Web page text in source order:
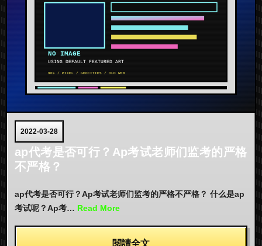
2022-03-28
ap代考是否可行？Ap考试老师们监考的严格
不严格？
ap代考是否可行？Ap考试老师们监考的严格不严格？ 什么是ap
考试呢？Ap考… Read More
閱讀全文